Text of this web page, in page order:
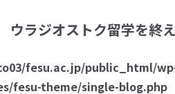
ウラジオストク留学を終
fesu.ac.jp/public_html/
fesu-theme/single-blog.php